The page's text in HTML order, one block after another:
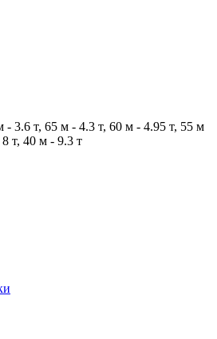
- 3.6 т, 65 м - 4.3 т, 60 м - 4.95 т, 55 м
т, 40 м - 9.3 т